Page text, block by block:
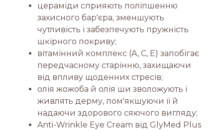
цераміди сприяють поліпшенню
захисного бар'єра, зменшують
чутливість і забезпечують пружність
шкірного покриву;
вітамінний комплекс (А, С, Е) запобігає
передчасному старінню, захищаючи
від впливу щоденних стресів;
олія жожоба й олія ши зволожують і
живлять дерму, пом'якшуючи її й
надаючи здорового сяючого вигляду;
Anti-Wrinkle Eye Cream від GlyMed Plus